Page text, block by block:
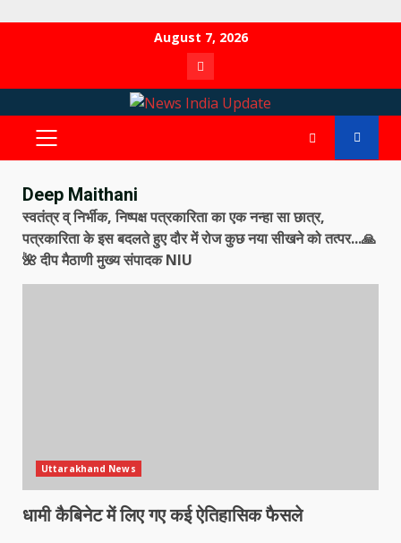
August 7, 2026
Contact
PRIMARY
MENU
Deep Maithani
स्वतंत्र व् निर्भीक, निष्पक्ष पत्रकारिता का एक नन्हा सा छात्र,
पत्रकारिता के इस बदलते हुए दौर में रोज कुछ नया सीखने को तत्पर...🙏
🌺 दीप मैठाणी मुख्य संपादक NIU
Uttarakhand News
धामी कैबिनेट में लिए गए कई ऐतिहासिक फैसले